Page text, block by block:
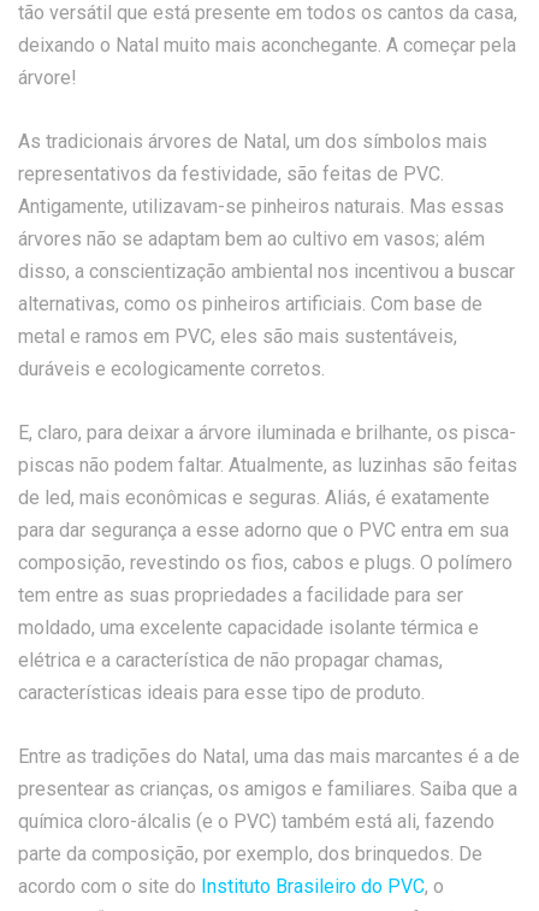
tão versátil que está presente em todos os cantos da casa,
deixando o Natal muito mais aconchegante. A começar pela
árvore!
As tradicionais árvores de Natal, um dos símbolos mais
representativos da festividade, são feitas de PVC.
Antigamente, utilizavam-se pinheiros naturais. Mas essas
árvores não se adaptam bem ao cultivo em vasos; além
disso, a conscientização ambiental nos incentivou a buscar
alternativas, como os pinheiros artificiais. Com base de
metal e ramos em PVC, eles são mais sustentáveis,
duráveis e ecologicamente corretos.
E, claro, para deixar a árvore iluminada e brilhante, os pisca-
piscas não podem faltar. Atualmente, as luzinhas são feitas
de led, mais econômicas e seguras. Aliás, é exatamente
para dar segurança a esse adorno que o PVC entra em sua
composição, revestindo os fios, cabos e plugs. O polímero
tem entre as suas propriedades a facilidade para ser
moldado, uma excelente capacidade isolante térmica e
elétrica e a característica de não propagar chamas,
características ideais para esse tipo de produto.
Entre as tradições do Natal, uma das mais marcantes é a de
presentear as crianças, os amigos e familiares. Saiba que a
química cloro-álcalis (e o PVC) também está ali, fazendo
parte da composição, por exemplo, dos brinquedos. De
acordo com o site do Instituto Brasileiro do PVC, o